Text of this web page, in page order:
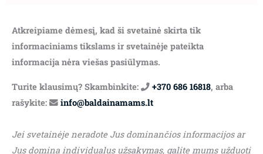
Atkreipiame dėmesį, kad ši svetainė skirta tik
informaciniams tikslams ir svetainėje pateikta
informacija nėra viešas pasiūlymas.
Turite klausimų? Skambinkite: +370 686 16818, arba
rašykite:
info@baldainamams.lt
Jei svetainėje neradote Jus dominančios informacijos ar
Jus domina individualus užsakymas, galite mums užduoti